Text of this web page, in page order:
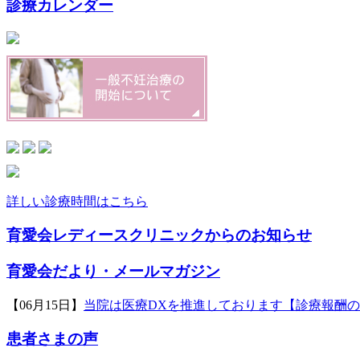
診療カレンダー
詳しい診療時間はこちら
育愛会レディースクリニックからのお知らせ
育愛会だより・メールマガジン
【06月15日】 当院は医療DXを推進しております【診療報酬
患者さまの声